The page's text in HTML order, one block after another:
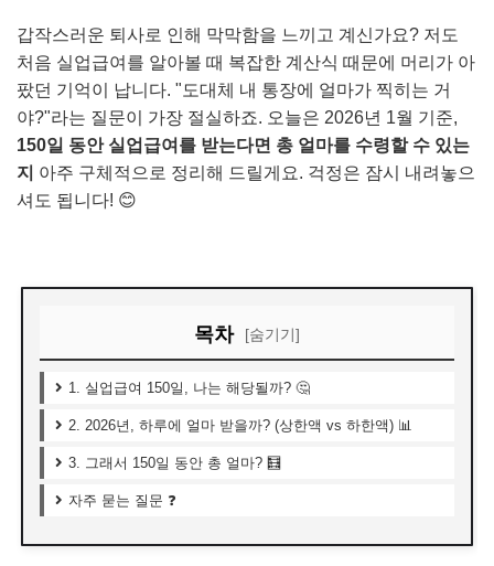
갑작스러운 퇴사로 인해 막막함을 느끼고 계신가요? 저도
처음 실업급여를 알아볼 때 복잡한 계산식 때문에 머리가 아
팠던 기억이 납니다. "도대체 내 통장에 얼마가 찍히는 거
야?"라는 질문이 가장 절실하죠. 오늘은 2026년 1월 기준,
150일 동안 실업급여를 받는다면 총 얼마를 수령할 수 있는
지 아주 구체적으로 정리해 드릴게요. 걱정은 잠시 내려놓으
셔도 됩니다! 😊
목차 [숨기기]
1. 실업급여 150일, 나는 해당될까? 🤔
2. 2026년, 하루에 얼마 받을까? (상한액 vs 하한액) 📊
3. 그래서 150일 동안 총 얼마? 🧮
자주 묻는 질문 ❓